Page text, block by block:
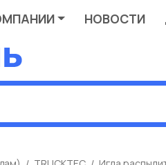
НОВОСТИ